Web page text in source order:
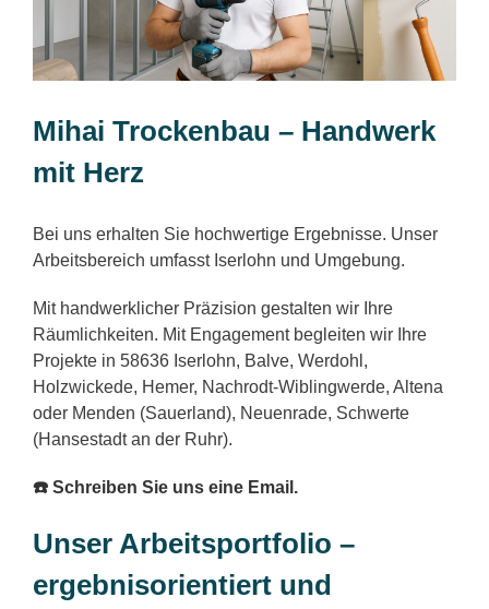
Mihai Trockenbau – Handwerk
mit Herz
Bei uns erhalten Sie hochwertige Ergebnisse. Unser
Arbeitsbereich umfasst Iserlohn und Umgebung.
Mit handwerklicher Präzision gestalten wir Ihre
Räumlichkeiten. Mit Engagement begleiten wir Ihre
Projekte in 58636 Iserlohn, Balve, Werdohl,
Holzwickede, Hemer, Nachrodt-Wiblingwerde, Altena
oder Menden (Sauerland), Neuenrade, Schwerte
(Hansestadt an der Ruhr).
☎️ Schreiben Sie uns eine Email.
Unser Arbeitsportfolio –
ergebnisorientiert und